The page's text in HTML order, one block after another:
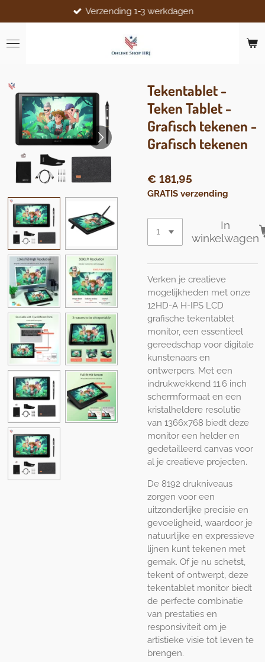
direct
naar
de
Verzending 1-3 werkdagen
Tekentablet -
Teken Tablet -
Grafisch tekenen -
Grafisch tekenen
€ 181,95
GRATIS verzending
In
winkelwagen
Verken je creatieve
mogelijkheden met onze
12HD-A H-IPS LCD
grafische tekentablet
monitor, een essentieel
gereedschap voor digitale
kunstenaars en
ontwerpers. Met een
indrukwekkend 11.6 inch
schermformaat en een
kristalheldere resolutie
van 1366x768 biedt deze
monitor een helder en
gedetailleerd canvas voor
al je creatieve projecten.
De 8192 drukniveaus
zorgen voor een
uitzonderlijke precisie en
gevoeligheid, waardoor je
natuurlijke en expressieve
lijnen kunt tekenen met
gemak. Of je nu schetst,
tekent of ontwerpt, deze
tekentablet monitor biedt
de perfecte combinatie
van prestaties en
responsiviteit om je
artistieke visie tot leven te
brengen.